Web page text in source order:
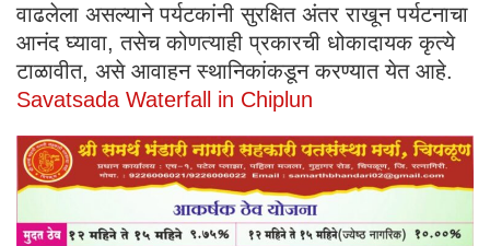
वाढलेला असल्याने पर्यटकांनी सुरक्षित अंतर राखून पर्यटनाचा
आनंद घ्यावा, तसेच कोणत्याही प्रकारची धोकादायक कृत्ये
टाळावीत, असे आवाहन स्थानिकांकडून करण्यात येत आहे.
Savatsada Waterfall in Chiplun